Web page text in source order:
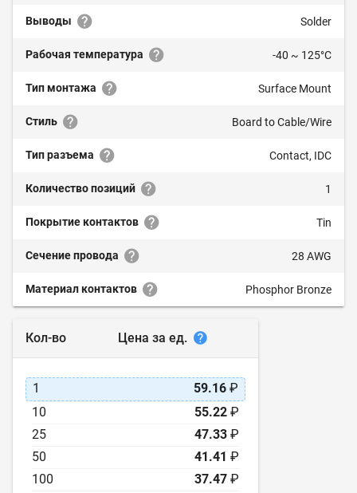
Выводы Solder
Рабочая температура -40 ~ 125°C
Тип монтажа Surface Mount
Стиль Board to Cable/Wire
Тип разъема Contact, IDC
Количество позиций 1
Покрытие контактов Tin
Сечение провода 28 AWG
Материал контактов Phosphor Bronze
Кол-во Цена за ед.
1 59.16 ₽
10
55.22 ₽
25
47.33 ₽
50
41.41 ₽
100
37.47 ₽